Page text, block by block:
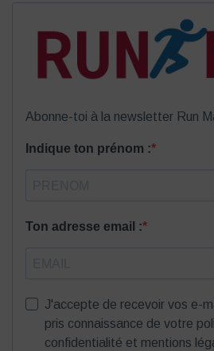
Abonne-toi à la newsletter Run
Indique ton prénom :
Ton adresse email :
J'accepte de recevoir vos e-
pris connaissance de votre
confidentialité et mentions